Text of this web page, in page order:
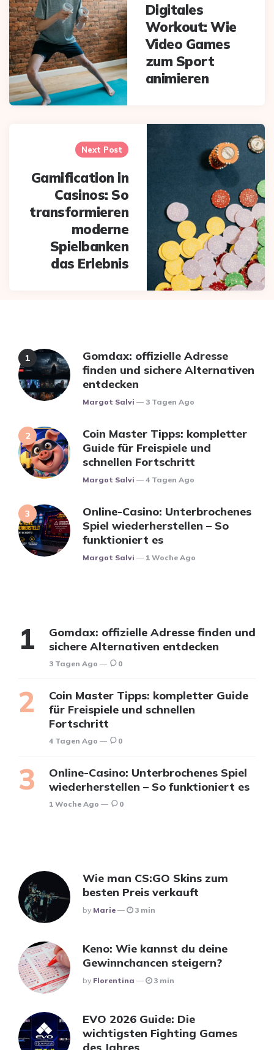
Digitales
Workout: Wie
Video Games
zum Sport
animieren
Next Post
Gamification in
Casinos: So
transformieren
moderne
Spielbanken
das Erlebnis
Gomdax: offizielle Adresse
finden und sichere Alternativen
entdecken
Posted
Margot Salvi 3 Tagen Ago
Coin Master Tipps: kompletter
Guide für Freispiele und
schnellen Fortschritt
Posted
Margot Salvi 4 Tagen Ago
Online-Casino: Unterbrochenes
Spiel wiederherstellen – So
funktioniert es
Posted
Margot Salvi 1 Woche Ago
Gomdax: offizielle Adresse finden und
sichere Alternativen entdecken
3 Tagen Ago 0
Coin Master Tipps: kompletter Guide
für Freispiele und schnellen
Fortschritt
4 Tagen Ago 0
Online-Casino: Unterbrochenes Spiel
wiederherstellen – So funktioniert es
1 Woche Ago 0
Wie man CS:GO Skins zum
besten Preis verkauft
Posted
By Marie 3 min
Keno: Wie kannst du deine
Gewinnchancen steigern?
Posted
By Florentina 3 min
EVO 2026 Guide: Die
wichtigsten Fighting Games
des Jahres